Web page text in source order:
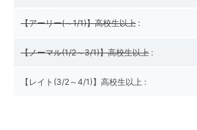
【アーリー(～1/1)】高校生以上 :
【ノーマル(1/2～3/1)】高校生以上 :
【レイト(3/2～4/1)】高校生以上 :